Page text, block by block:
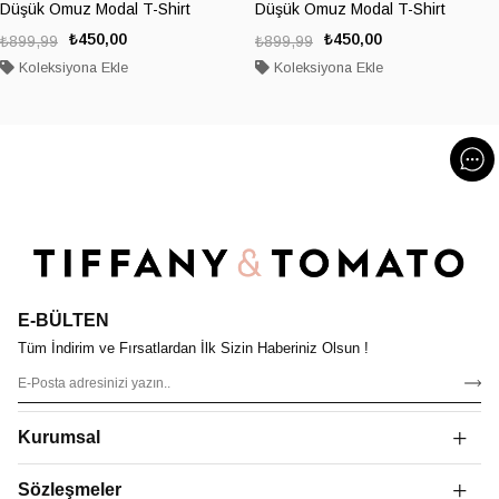
Düşük Omuz Modal T-Shirt
₺450,00
₺899,99
Koleksiyona Ekle
Düşük Omuz Modal T-Shirt
₺450,00
₺899,99
Koleksiyona Ekle
E-BÜLTEN
Tüm İndirim ve Fırsatlardan İlk Sizin Haberiniz Olsun !
Kurumsal
Sözleşmeler